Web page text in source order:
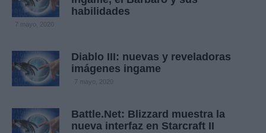
habilidades
7 mayo, 2020
Diablo III: nuevas y reveladoras
imágenes ingame
7 mayo, 2020
Battle.Net: Blizzard muestra la
nueva interfaz en Starcraft II